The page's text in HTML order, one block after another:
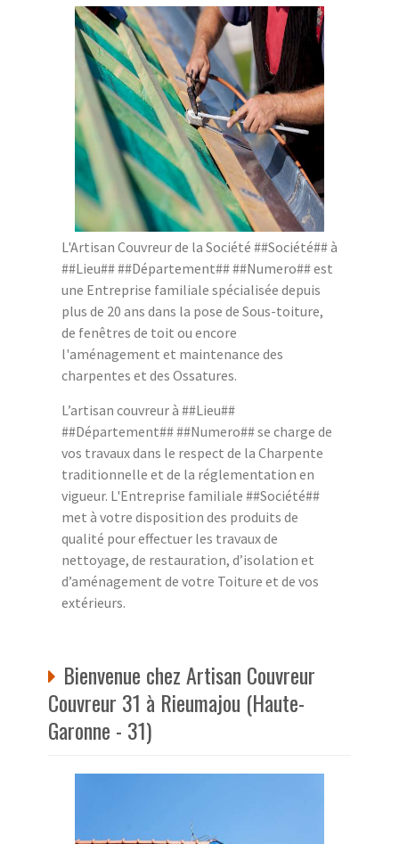
L'Artisan Couvreur de la Société ##Société## à
##Lieu## ##Département## ##Numero## est
une Entreprise familiale spécialisée depuis
plus de 20 ans dans la pose de Sous-toiture,
de fenêtres de toit ou encore
l'aménagement et maintenance des
charpentes et des Ossatures.
L’artisan couvreur à ##Lieu##
##Département## ##Numero## se charge de
vos travaux dans le respect de la Charpente
traditionnelle et de la réglementation en
vigueur. L'Entreprise familiale ##Société##
met à votre disposition des produits de
qualité pour effectuer les travaux de
nettoyage, de restauration, d’isolation et
d’aménagement de votre Toiture et de vos
extérieurs.
Bienvenue chez Artisan Couvreur
Couvreur 31 à Rieumajou (Haute-
Garonne - 31)